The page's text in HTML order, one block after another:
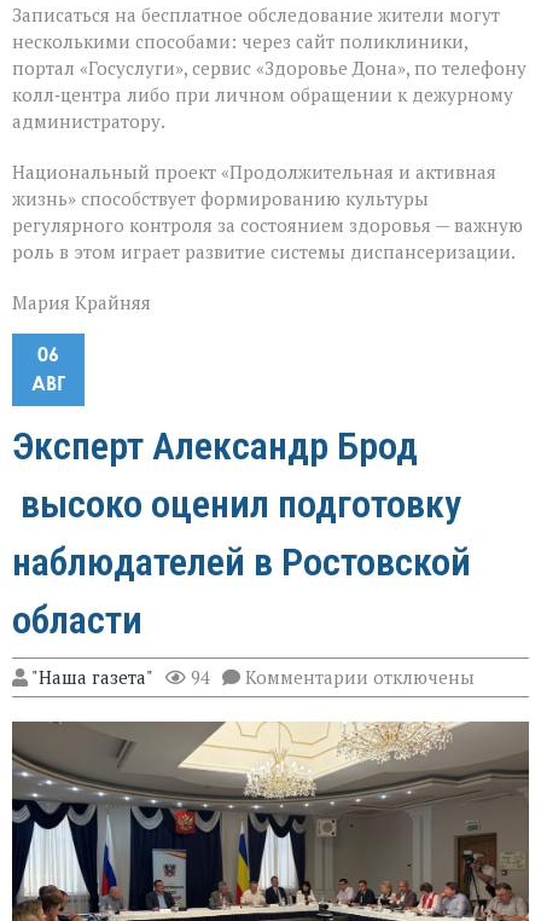
Записаться на бесплатное обследование жители могут
несколькими способами: через сайт поликлиники,
портал «Госуслуги», сервис «Здоровье Дона», по телефону
колл‑центра либо при личном обращении к дежурному
администратору.
Национальный проект «Продолжительная и активная
жизнь» способствует формированию культуры
регулярного контроля за состоянием здоровья — важную
роль в этом играет развитие системы диспансеризации.
Мария Крайняя
06
АВГ
Эксперт Александр Брод
высоко оценил подготовку
наблюдателей в Ростовской
области
"Наша газета" 94 Комментарии к
записи
Эксперт
Александр
Брод
высоко
оценил
подготовку
наблюдателей
Ростовской
области
отключены